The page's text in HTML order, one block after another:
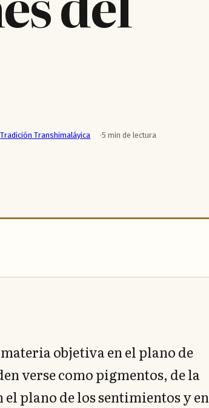
Tradición Transhimaláyica 5 min de lectura
objetiva en el plano de
verse como pigmentos, de la
plano de los sentimientos y en